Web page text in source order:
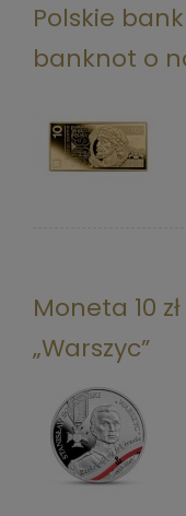
Polskie
banknot o
Moneta 10
„Warszyc”